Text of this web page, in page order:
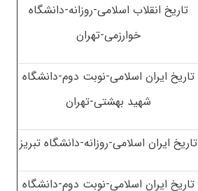
تاریخ انقلاب اسلامی-روزانه-دانشگاه
خوارزمی-تهران
تاریخ ایران اسلامی-نوبت دوم-دانشگاه
شهید بهشتی-تهران
تاریخ ایران اسلامی-روزانه-دانشگاه تبریز
تاریخ ایران اسلامی-نوبت دوم-دانشگاه